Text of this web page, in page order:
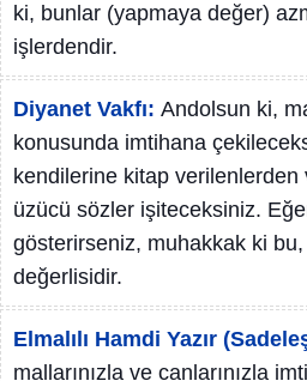
ki, bunlar (yapmaya değer)
işlerdendir.
Diyanet Vakfı: Andolsun ki,
konusunda imtihana
kendilerine kitap
üzücü sözler işiteceksiniz.
gösterirseniz, muhakkak ki
değerlisidir.
Elmalılı Hamdi Yazır
mallarınızla ve canlarınızla